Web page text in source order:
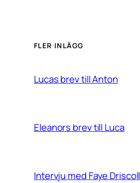
FLER INLÄGG
Lucas brev till Anton
Eleanors brev till Luca
Intervju med Faye Driscoll